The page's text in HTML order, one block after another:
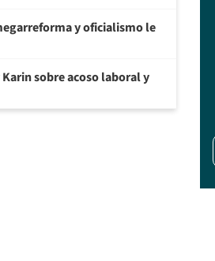
y oficialismo le
sobre acoso laboral y